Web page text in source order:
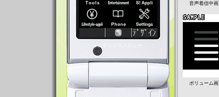
音声着信中
ボリューム
インデックスメニュー